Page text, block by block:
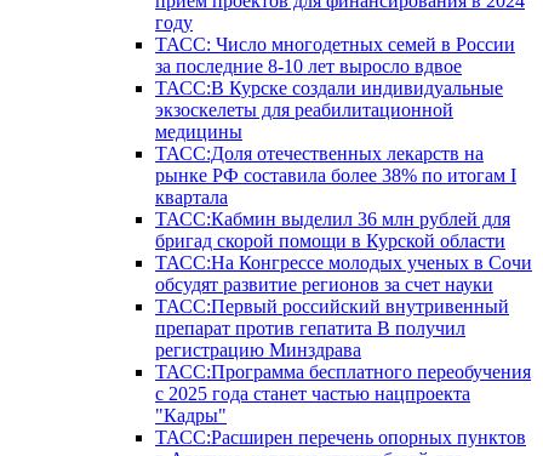
году
ТАСС: Число многодетных семей в России
за последние 8-10 лет выросло вдвое
ТАСС:В Курске создали индивидуальные
экзоскелеты для реабилитационной
медицины
ТАСС:Доля отечественных лекарств на
рынке РФ составила более 38% по итогам I
квартала
ТАСС:Кабмин выделил 36 млн рублей для
бригад скорой помощи в Курской области
ТАСС:На Конгрессе молодых ученых в Сочи
обсудят развитие регионов за счет науки
ТАСС:Первый российский внутривенный
препарат против гепатита В получил
регистрацию Минздрава
ТАСС:Программа бесплатного переобучения
с 2025 года станет частью нацпроекта
"Кадры"
ТАСС:Расширен перечень опорных пунктов